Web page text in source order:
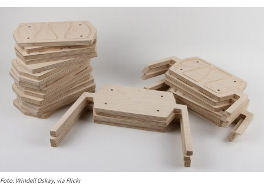
Foto: Windell Oskay, via Flickr